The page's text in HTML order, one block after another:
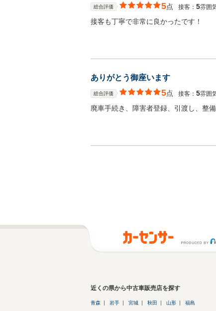
総合評価 5点 接客： 5雰囲
接客も丁寧で非常に良かったです！
ありがとう御座います
総合評価 5点 接客： 5雰囲
廃車手続き、障害者登録、引渡し、整
近くの県から中古車販売店を探す
青森 岩手 宮城 秋田 山形 福島